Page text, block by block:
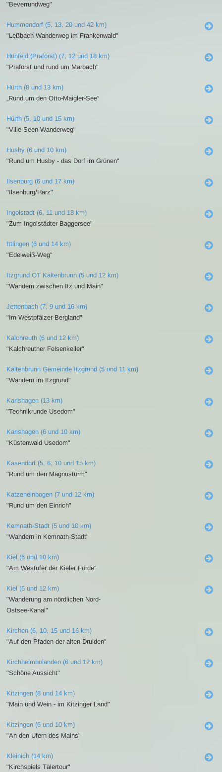
"Beverrundweg"
Hummendorf (5, 13, 20 und 42 km)
"Leßbach Wanderweg im Frankenwald"
Hünfeld (Praforst) (7, 12 und 18 km)
"Praforst und rund um Marbach"
Hürth (8 und 13 km)
„Rund um den Otto-Maigler-See“
Hürth (5, 10 und 15 km)
"Ville-Seen-Wanderweg"
Husby (6 und 10 km)
"Rund um Husby - das Dorf im Grünen"
Ilsenburg (6 und 17 km)
"Ilsenburg/Harz"
Ingolstadt (6, 11 und 18 km)
"Zum Ingolstädter Baggersee"
Ittlingen (6 und 14 km)
"Edelweiß-Weg"
Itzgrund OT Kaltenbrunn (5 und 12 km)
"Wandern zwischen Itz und Main"
Jettenbach (7, 9 und 16 km)
"Im Westpfälzer-Bergland"
Kalchreuth (6 und 12 km)
"Kalchreuther Felsenkeller"
Kaltenbrunn Gemeinde Itzgrund (5 und 11 km)
"Wandern im Itzgrund"
Karlshagen (13 km)
"Technikrunde Usedom"
Karlshagen (6 und 10 km)
"Küstenwald Usedom"
Kasendorf (5, 6, 10 und 15 km)
"Rund um den Magnusturm"
Katzenelnbogen (7 und 12 km)
"Rund um den Einrich"
Kemnath-Stadt (5 und 10 km)
"Wandern in Kemnath-Stadt"
Kiel (6 und 10 km)
"Am Westufer der Kieler Förde"
Kiel (5 und 12 km)
"Wanderung am nördlichen Nord-
Ostsee-Kanal"
Kirchen (6, 10, 15 und 16 km)
"Auf den Pfaden der alten Druiden"
Kirchheimbolanden (6 und 12 km)
"Schöne Aussicht"
Kitzingen (8 und 14 km)
"Main und Wein - im Kitzinger Land"
Kitzingen (6 und 10 km)
"An den Ufern des Mains"
Kleinich (14 km)
"Kirchspiels Tälertour"